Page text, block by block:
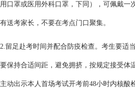
用口罩或医用外科口罩，下同），可佩戴一
有送考家长，不要在考点门口聚集。
2.留足赴考时间并配合防疫检查。考生要适
要保持合适间距，避免拥挤，按规定接受体
主动出示本人首场考试开考前48小时内核酸